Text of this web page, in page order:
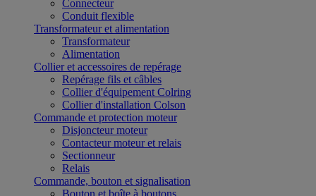
Connecteur
Conduit flexible
Transformateur et alimentation
Transformateur
Alimentation
Collier et accessoires de repérage
Repérage fils et câbles
Collier d'équipement Colring
Collier d'installation Colson
Commande et protection moteur
Disjoncteur moteur
Contacteur moteur et relais
Sectionneur
Relais
Commande, bouton et signalisation
Bouton et boîte à boutons